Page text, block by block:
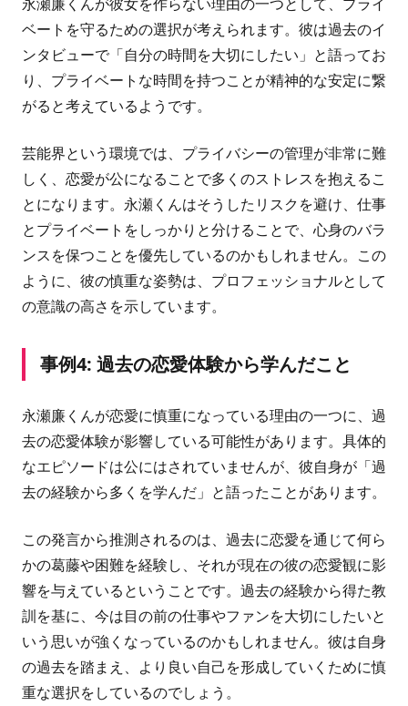
ベートを守るための選択が考えられます。彼は過去のイ
ンタビューで「自分の時間を大切にしたい」と語ってお
り、プライベートな時間を持つことが精神的な安定に繋
がると考えているようです。
芸能界という環境では、プライバシーの管理が非常に難
しく、恋愛が公になることで多くのストレスを抱えるこ
とになります。永瀬くんはそうしたリスクを避け、仕事
とプライベートをしっかりと分けることで、心身のバラ
ンスを保つことを優先しているのかもしれません。この
ように、彼の慎重な姿勢は、プロフェッショナルとして
の意識の高さを示しています。
事例4: 過去の恋愛体験から学んだこと
永瀬廉くんが恋愛に慎重になっている理由の一つに、過
去の恋愛体験が影響している可能性があります。具体的
なエピソードは公にはされていませんが、彼自身が「過
去の経験から多くを学んだ」と語ったことがあります。
この発言から推測されるのは、過去に恋愛を通じて何ら
かの葛藤や困難を経験し、それが現在の彼の恋愛観に影
響を与えているということです。過去の経験から得た教
訓を基に、今は目の前の仕事やファンを大切にしたいと
いう思いが強くなっているのかもしれません。彼は自身
の過去を踏まえ、より良い自己を形成していくために慎
重な選択をしているのでしょう。